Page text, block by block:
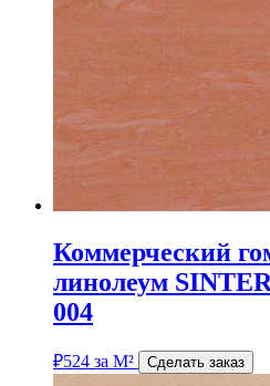
Коммерческий
линолеум
004
₽524 за М² Сделать заказ